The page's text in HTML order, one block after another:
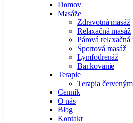
Domov
Masáže
Zdravotná masáž
Relaxačná masáž
Párová relaxačná
Športová masáž
Lymfodrenáž
Bankovanie
Terapie
Terapia
Cenník
O nás
Blog
Kontakt